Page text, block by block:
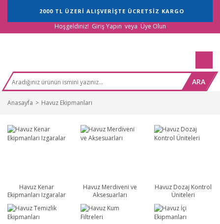
2000 TL ÜZERİ ALIŞVERİŞTE ÜCRETSİZ KARGO
Hoşgeldiniz! Giriş Yapın veya Üye Olun
ARA
Anasayfa Havuz Ekipmanları
Havuz Kenar
Ekipmanları Izgaralar
Havuz Merdiveni ve
Aksesuarları
Havuz Dozaj Kontrol
Üniteleri